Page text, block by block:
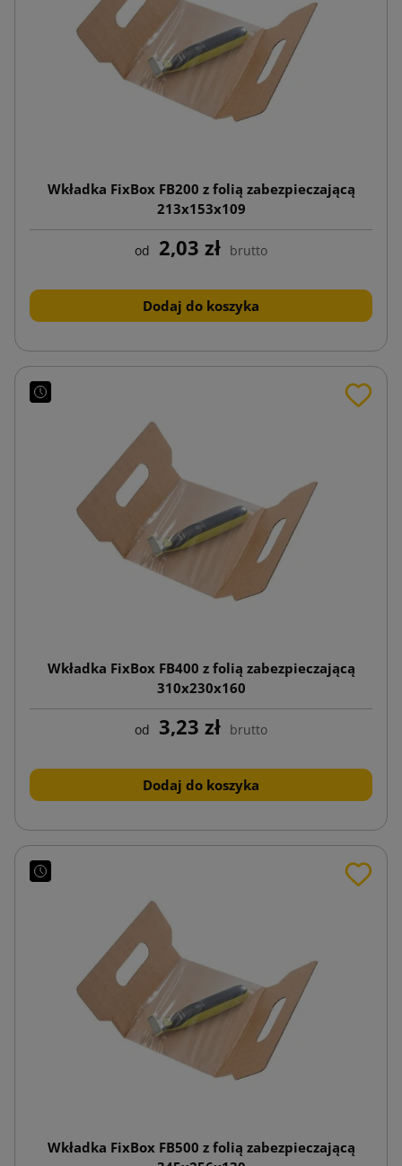
Wkładka FixBox FB200 z folią zabezpieczającą
213x153x109
od 2,03 zł brutto
Dodaj do koszyka
Wkładka FixBox FB400 z folią zabezpieczającą
310x230x160
od 3,23 zł brutto
Dodaj do koszyka
Wkładka FixBox FB500 z folią zabezpieczającą